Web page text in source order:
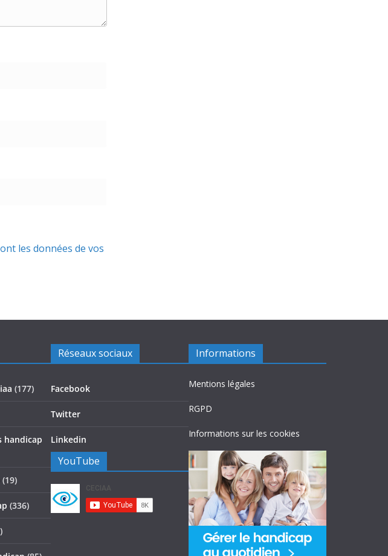
les données de vos
(177)
handicap
(19)
(336)
Réseaux sociaux
Facebook
Twitter
Linkedin
YouTube
Informations
Mentions légales
RGPD
Informations sur les cookies